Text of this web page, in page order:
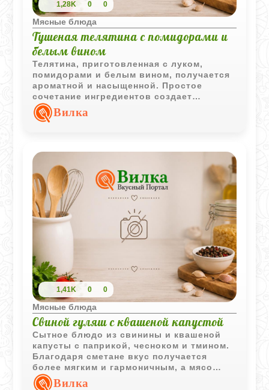
1,28K 0 0
Мясные блюда
Тушеная телятина с помидорами и
белым вином
Телятина, приготовленная с луком,
помидорами и белым вином, получается
ароматной и насыщенной. Простое
сочетание ингредиентов создает
выразительный вкус и делает блюдо
хорошим вариантом для семейного
Вилка
1,41K 0 0
Мясные блюда
Свиной гуляш с квашеной капустой
Сытное блюдо из свинины и квашеной
капусты с паприкой, чесноком и тмином.
Благодаря сметане вкус получается
более мягким и гармоничным, а мясо
остается сочным.
Вилка